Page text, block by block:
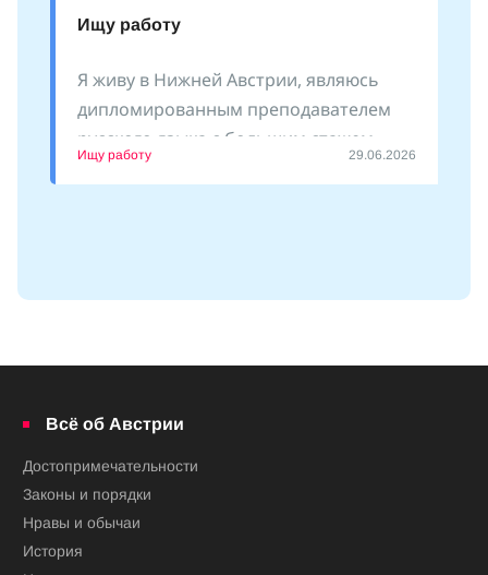
Ищу работу
Я живу в Нижней Австрии, являюсь
дипломированным преподавателем
русского языка с большим стажем
преподавания как
Ищу работу 29.06.2026
Всё об Австрии
Достопримечательности
Законы и порядки
Нравы и обычаи
История